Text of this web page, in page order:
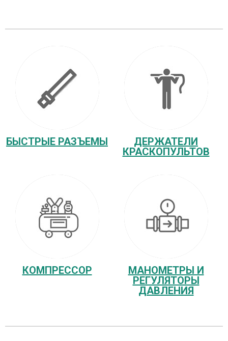
БЫСТРЫЕ РАЗЪЕМЫ
ДЕРЖАТЕЛИ
КРАСКОПУЛЬТОВ
КОМПРЕССОР
МАНОМЕТРЫ И
РЕГУЛЯТОРЫ
ДАВЛЕНИЯ